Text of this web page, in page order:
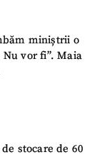
miniștrii o
vor fi”. Maia
stocare de 60